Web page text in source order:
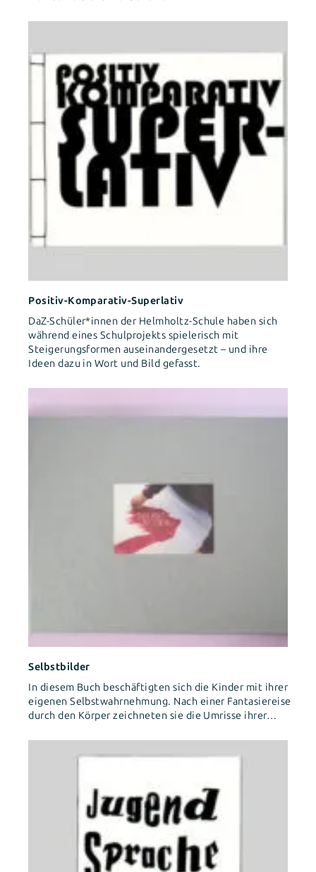
Positiv-Komparativ-Superlativ
DaZ-Schüler*innen der Helmholtz-Schule haben sich
während eines Schulprojekts spielerisch mit
Steigerungsformen auseinandergesetzt – und ihre
Ideen dazu in Wort und Bild gefasst.
Selbstbilder
In diesem Buch beschäftigten sich die Kinder mit ihrer
eigenen Selbstwahrnehmung. Nach einer Fantasiereise
durch den Körper zeichneten sie die Umrisse ihrer…